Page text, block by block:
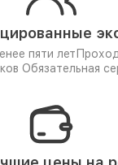
пяти лет
Обязательная